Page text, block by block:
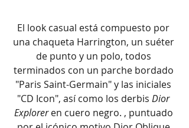
El look casual está compuesto por
una chaqueta Harrington, un suéter
de punto y un polo, todos
terminados con un parche bordado
"Paris Saint-Germain" y las iniciales
"CD Icon", así como los derbis Dior
Explorer en cuero negro. , puntuado